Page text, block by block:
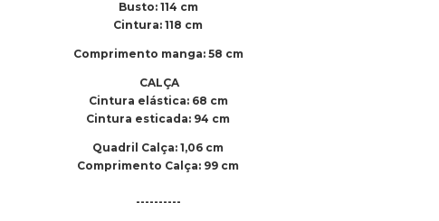
Busto: 114 cm
Cintura: 118 cm
Comprimento manga: 58 cm
CALÇA
Cintura elástica: 68 cm
Cintura esticada: 94 cm
Quadril Calça: 1,06 cm
Comprimento Calça: 99 cm
----------